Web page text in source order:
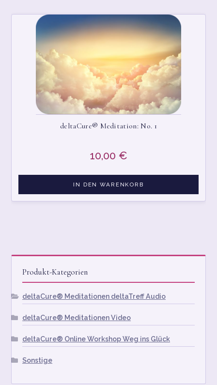
deltaCure® Meditation: No. 1
10,00 €
IN DEN WARENKORB
Produkt-Kategorien
deltaCure® Meditationen deltaTreff Audio
deltaCure® Meditationen Video
deltaCure® Online Workshop Weg ins Glück
Sonstige